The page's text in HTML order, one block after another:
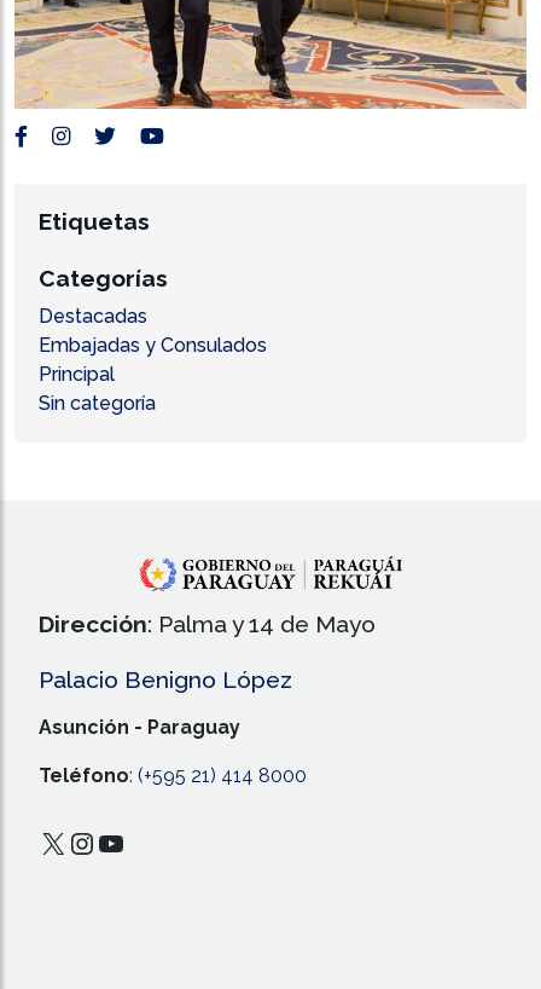
Etiquetas
Categorías
Destacadas
Embajadas y Consulados
Principal
Sin categoría
Dirección: Palma y 14 de Mayo
Palacio Benigno López
Asunción - Paraguay
Teléfono: (+595 21) 414 8000
X Instagram
YouTube